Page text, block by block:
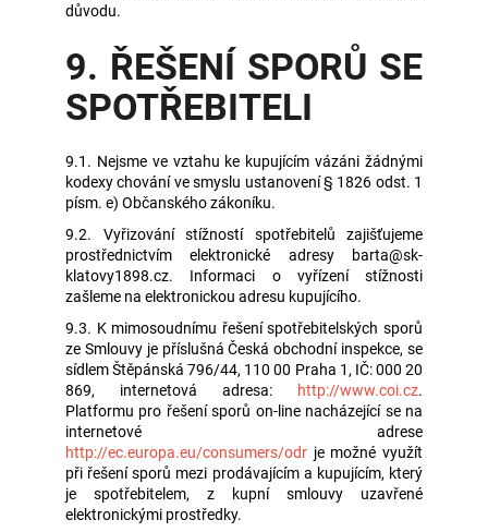
důvodu.
9. ŘEŠENÍ SPORŮ SE
SPOTŘEBITELI
9.1. Nejsme ve vztahu ke kupujícím vázáni žádnými
kodexy chování ve smyslu ustanovení § 1826 odst. 1
písm. e) Občanského zákoníku.
9.2. Vyřizování stížností spotřebitelů zajišťujeme
prostřednictvím elektronické adresy barta@sk-
klatovy1898.cz. Informaci o vyřízení stížnosti
zašleme na elektronickou adresu kupujícího.
9.3. K mimosoudnímu řešení spotřebitelských sporů
ze Smlouvy je příslušná Česká obchodní inspekce, se
sídlem Štěpánská 796/44, 110 00 Praha 1, IČ: 000 20
869, internetová adresa:
http://www.coi.cz.
Platformu pro řešení sporů on-line nacházející se na
internetové adrese
http://ec.europa.eu/consumers/odr je možné využít
při řešení sporů mezi prodávajícím a kupujícím, který
je spotřebitelem, z kupní smlouvy uzavřené
elektronickými prostředky.